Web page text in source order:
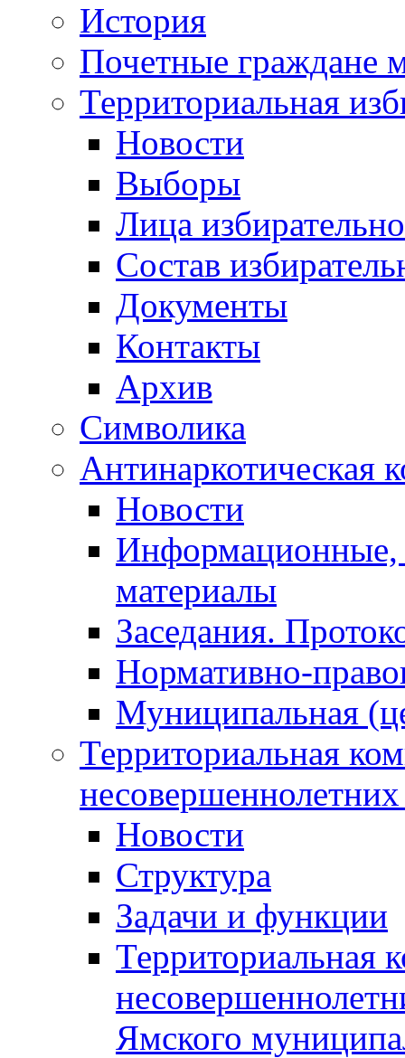
История
Почетные граждане
Территориальная
Новости
Выборы
Лица
Состав
Документы
Контакты
Архив
Символика
Антинаркотическая
Новости
Информационные,
материалы
Заседания.
Нормативно-
Муниципальная
Территориальная
Новости
Структура
Задачи и функции
Территориальная
Ямского